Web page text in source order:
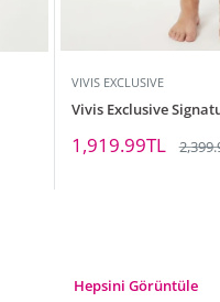
VIVIS EXCLUSIVE
Vivis Exclusive
İndirimli
fiyat
1,919.99TL
fiyat
Hepsini Görüntüle